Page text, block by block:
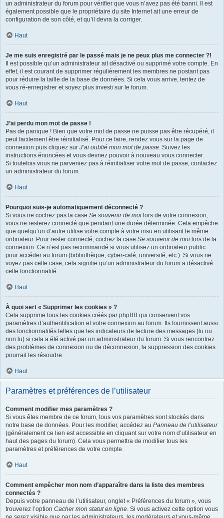
un administrateur du forum pour vérifier que vous n’avez pas été banni. Il est
également possible que le propriétaire du site Internet ait une erreur de
configuration de son côté, et qu’il devra la corriger.
Haut
Je me suis enregistré par le passé mais je ne peux plus me connecter ?!
Il est possible qu’un administrateur ait désactivé ou supprimé votre compte. En
effet, il est courant de supprimer régulièrement les membres ne postant pas
pour réduire la taille de la base de données. Si cela vous arrive, tentez de
vous ré-enregistrer et soyez plus investi sur le forum.
Haut
J’ai perdu mon mot de passe !
Pas de panique ! Bien que votre mot de passe ne puisse pas être récupéré, il
peut facilement être réinitialisé. Pour ce faire, rendez vous sur la page de
connexion puis cliquez sur J’ai oublié mon mot de passe. Suivez les
instructions énoncées et vous devriez pouvoir à nouveau vous connecter.
Si toutefois vous ne parveniez pas à réinitialiser votre mot de passe, contactez
un administrateur du forum.
Haut
Pourquoi suis-je automatiquement déconnecté ?
Si vous ne cochez pas la case Se souvenir de moi lors de votre connexion,
vous ne resterez connecté que pendant une durée déterminée. Cela empêche
que quelqu’un d’autre utilise votre compte à votre insu en utilisant le même
ordinateur. Pour rester connecté, cochez la case Se souvenir de moi lors de la
connexion. Ce n’est pas recommandé si vous utilisez un ordinateur public
pour accéder au forum (bibliothèque, cyber-café, université, etc.). Si vous ne
voyez pas cette case, cela signifie qu’un administrateur du forum a désactivé
cette fonctionnalité.
Haut
À quoi sert « Supprimer les cookies » ?
Cela supprime tous les cookies créés par phpBB qui conservent vos
paramètres d’authentification et votre connexion au forum. Ils fournissent aussi
des fonctionnalités telles que les indicateurs de lecture des messages (lu ou
non lu) si cela a été activé par un administrateur du forum. Si vous rencontrez
des problèmes de connexion ou de déconnexion, la suppression des cookies
pourrait les résoudre.
Haut
Paramètres et préférences de l’utilisateur
Comment modifier mes paramètres ?
Si vous êtes membre de ce forum, tous vos paramètres sont stockés dans
notre base de données. Pour les modifier, accédez au Panneau de l’utilisateur
(généralement ce lien est accessible en cliquant sur votre nom d’utilisateur en
haut des pages du forum). Cela vous permettra de modifier tous les
paramètres et préférences de votre compte.
Haut
Comment empêcher mon nom d’apparaître dans la liste des membres
connectés ?
Depuis votre panneau de l’utilisateur, onglet « Préférences du forum », vous
trouverez l’option Cacher mon statut en ligne. Si vous activez cette option vous